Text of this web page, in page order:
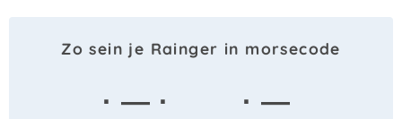
Zo sein je Rainger in morsecode
· — ·
· —